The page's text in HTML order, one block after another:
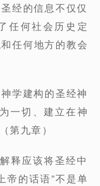
经的信息不仅仅
任何社会历史定
任何地方的教会
学建构的圣经神
一切、建立在神
第九章）
释应该将圣经中
的话语”不是单